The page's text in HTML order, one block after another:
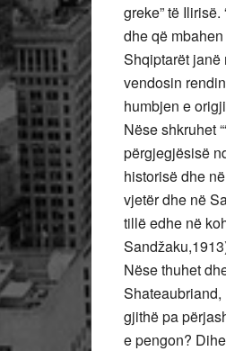
greke” të
dhe që
Shqiptarët janë
vendosin
humbjen e
Nëse shkruhet
përgjegjësisë
historisë dhe
vjetër dhe në
tillë edhe në
Nëse thuhet
Shateaubriand,
gjithë pa
e pengon?